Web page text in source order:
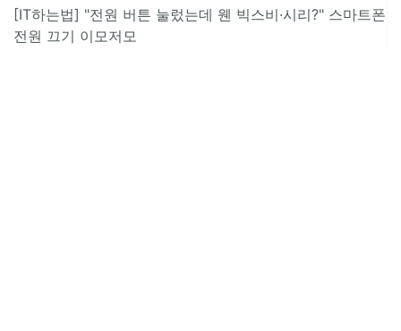
[IT하는법] "전원 버튼 눌렀는데 웬 빅스비·시리?" 스마트폰
전원 끄기 이모저모